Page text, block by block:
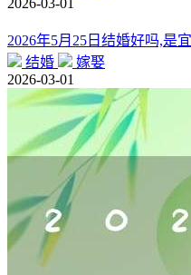
2026-03-01
2026年5月25日结婚好吗,是
结婚
嫁娶
2026-03-01